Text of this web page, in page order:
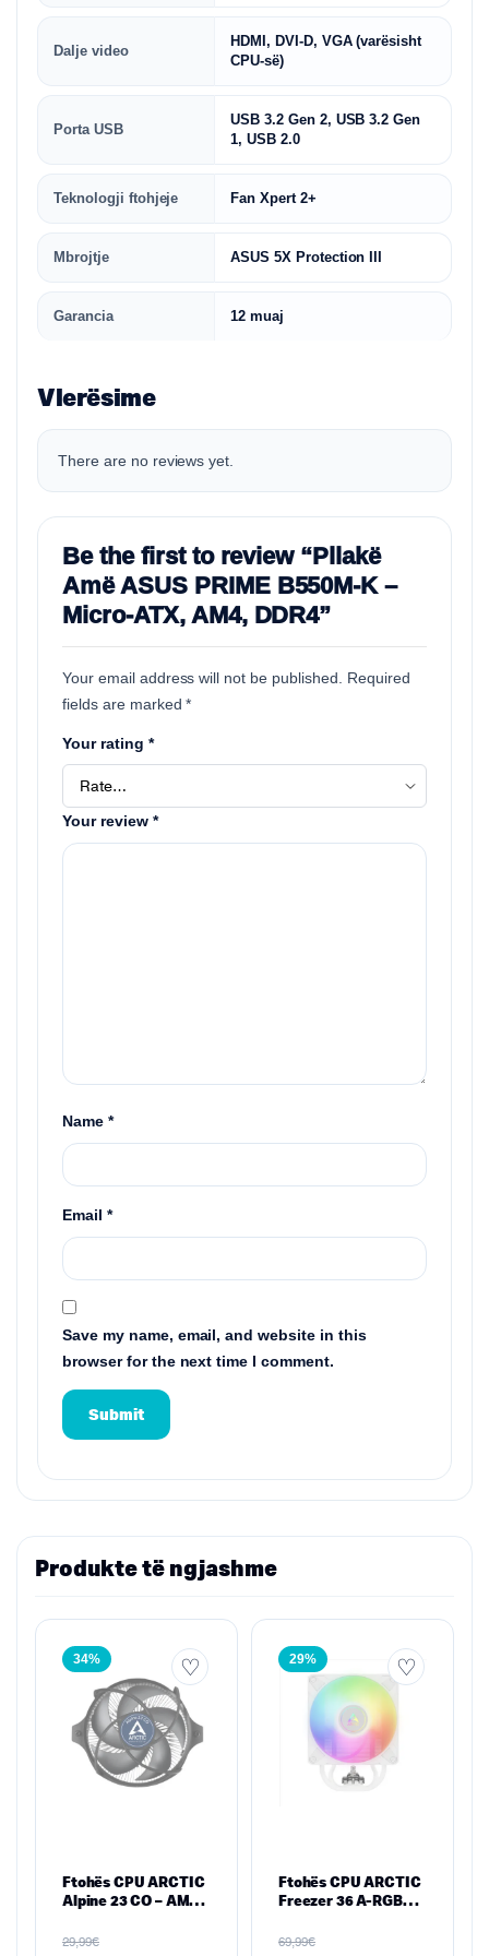
Dalje video
HDMI, DVI-D, VGA (varësisht
CPU-së)
Porta USB
USB 3.2 Gen 2, USB 3.2 Gen
1, USB 2.0
Teknologji ftohjeje Fan Xpert 2+
Mbrojtje ASUS 5X Protection III
Garancia 12 muaj
Vlerësime
There are no reviews yet.
Be the first to review “Pllakë
Amë ASUS PRIME B550M-K –
Micro-ATX, AM4, DDR4”
Your email address will not be published.
Required
fields are marked*
Your rating *
Your review *
Name *
Email *
Save my name, email, and website in this
browser for the next time I comment.
Produkte të ngjashme
34%
Ftohës CPU ARCTIC
Alpine 23 CO – AMD
PWM, MX-2 Pre-
29,99€
29%
Ftohës CPU ARCTIC
Freezer 36 A-RGB
1700/1851 & AMD
69,99€